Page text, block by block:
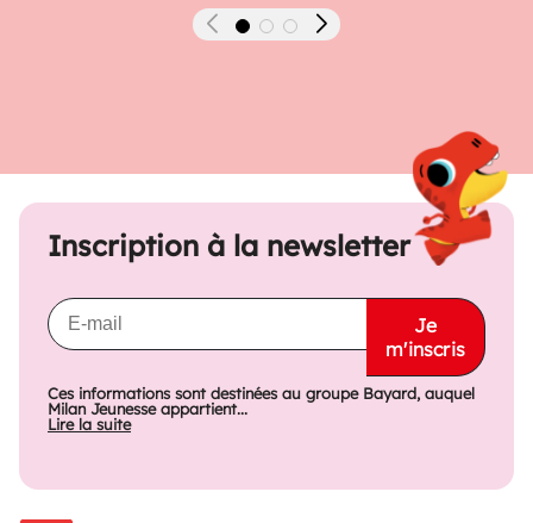
Précédent Suivant
Inscription à la newsletter
Je
m'inscris
Ces informations sont destinées au groupe Bayard, auquel
Milan Jeunesse appartient...
Lire la suite